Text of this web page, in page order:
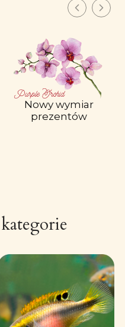
Nowy wymiar
prezentów